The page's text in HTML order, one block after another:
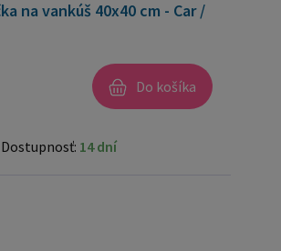
na vankúš 40x40 cm - Car /
Do košíka
Dostupnosť: 14 dní